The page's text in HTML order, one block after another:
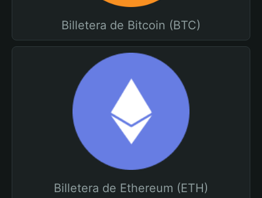
Billetera de Bitcoin (BTC)
Billetera de Ethereum (ETH)